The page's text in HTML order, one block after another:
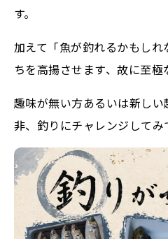
す。
加えて「魚が釣れるかもし
ちを高揚させます、故に至極
趣味が無い方あるいは新し
非、釣りにチャレンジしてみ